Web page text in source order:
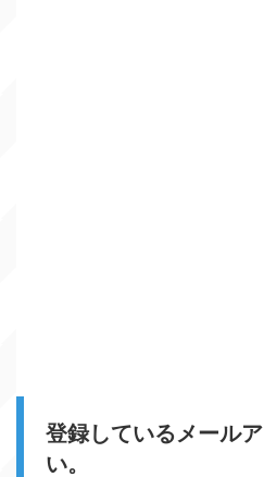
登録しているメール
い。